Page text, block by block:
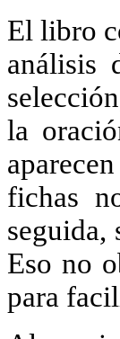
El libro
análisis
la
fichas
seguida,
Eso no
para